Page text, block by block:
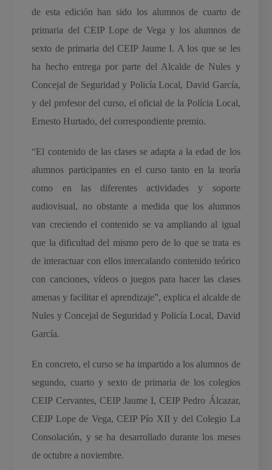
de esta edición han sido los alumnos de cuarto de
primaria del CEIP Lope de Vega y los alumnos de
sexto de primaria del CEIP Jaume I. A los que se les
ha hecho entrega por parte del Alcalde de Nules y
Concejal de Seguridad y Policía Local, David García,
y del profesor del curso, el oficial de la Polícia Local,
Ernesto Hurtado, del correspondiente premio.
“El contenido de las clases se adapta a la edad de los
alumnos participantes en el curso tanto en la teoría
como en las diferentes actividades y soporte
audiovisual, no obstante a medida que los alumnos
van creciendo el contenido se va ampliando al igual
que la dificultad del mismo pero de lo que se trata es
de interactuar con ellos intercalando contenido teórico
con canciones, vídeos o juegos para hacer las clases
amenas y facilitar el aprendizaje”, explica el alcalde de
Nules y Concejal de Seguridad y Policía Local, David
García.
En concreto, el curso se ha impartido a los alumnos de
segundo, cuarto y sexto de primaria de los colegios
CEIP Cervantes, CEIP Jaume I, CEIP Pedro Álcazar,
CEIP Lope de Vega, CEIP Pío XII y del Colegio La
Consolación, y se ha desarrollado durante los meses
de octubre a noviembre.